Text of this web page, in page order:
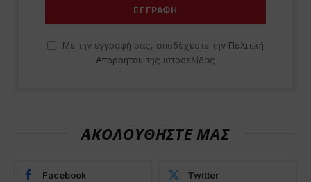
Με την εγγραφή σας, αποδέχεστε την Πολιτική
Απορρήτου της ιστοσελίδας
ΑΚΟΛΟΥΘΗΣΤΕ ΜΑΣ
Facebook Twitter